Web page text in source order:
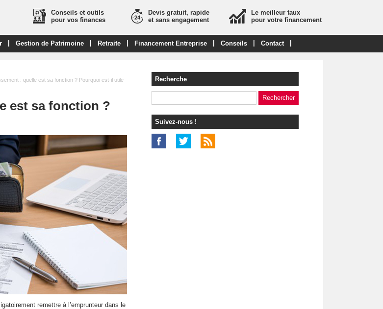
Le meilleur taux
pour votre financement
Conseils et outils
pour vos finances
Devis gratuit, rapide
et sans engagement
Gestion de Patrimoine Retraite Financement Entreprise Conseils Contact
: quelle est sa fonction ? Pourquoi est-il utile
est sa fonction ?
remettre à l’emprunteur dans le
Recherche
Suivez-nous !